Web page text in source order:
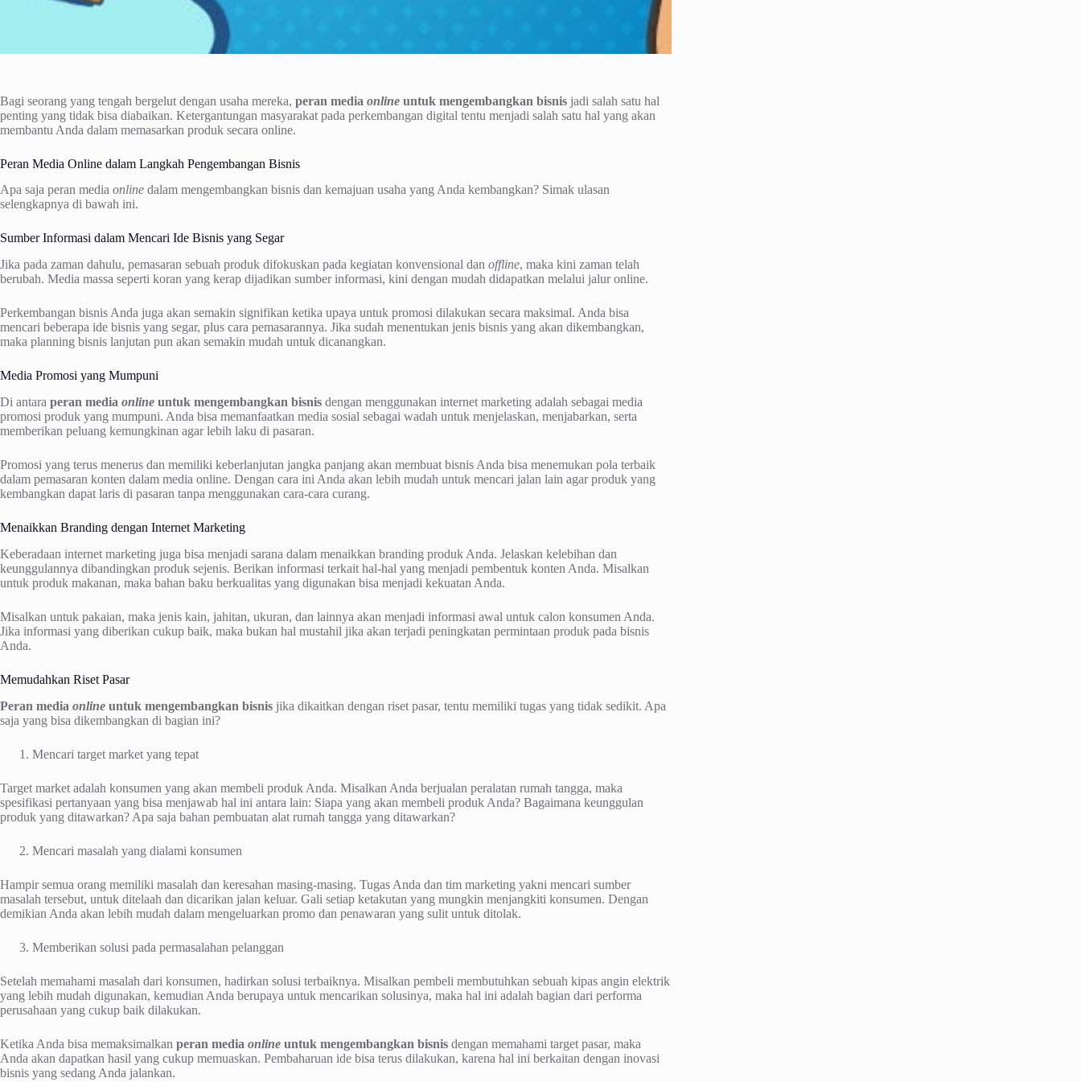
Bagi seorang yang tengah bergelut dengan usaha mereka, peran media online untuk mengembangkan bisnis jadi salah satu hal
penting yang tidak bisa diabaikan. Ketergantungan masyarakat pada perkembangan digital tentu menjadi salah satu hal yang akan
membantu Anda dalam memasarkan produk secara online.
Peran Media Online dalam Langkah Pengembangan Bisnis
Apa saja peran media online dalam mengembangkan bisnis dan kemajuan usaha yang Anda kembangkan? Simak ulasan
selengkapnya di bawah ini.
Sumber Informasi dalam Mencari Ide Bisnis yang Segar
Jika pada zaman dahulu, pemasaran sebuah produk difokuskan pada kegiatan konvensional dan offline, maka kini zaman telah
berubah. Media massa seperti koran yang kerap dijadikan sumber informasi, kini dengan mudah didapatkan melalui jalur online.
Perkembangan bisnis Anda juga akan semakin signifikan ketika upaya untuk promosi dilakukan secara maksimal. Anda bisa
mencari beberapa ide bisnis yang segar, plus cara pemasarannya. Jika sudah menentukan jenis bisnis yang akan dikembangkan,
maka planning bisnis lanjutan pun akan semakin mudah untuk dicanangkan.
Media Promosi yang Mumpuni
Di antara peran media online untuk mengembangkan bisnis dengan menggunakan internet marketing adalah sebagai media
promosi produk yang mumpuni. Anda bisa memanfaatkan media sosial sebagai wadah untuk menjelaskan, menjabarkan, serta
memberikan peluang kemungkinan agar lebih laku di pasaran.
Promosi yang terus menerus dan memiliki keberlanjutan jangka panjang akan membuat bisnis Anda bisa menemukan pola terbaik
dalam pemasaran konten dalam media online. Dengan cara ini Anda akan lebih mudah untuk mencari jalan lain agar produk yang
kembangkan dapat laris di pasaran tanpa menggunakan cara-cara curang.
Menaikkan Branding dengan Internet Marketing
Keberadaan internet marketing juga bisa menjadi sarana dalam menaikkan branding produk Anda. Jelaskan kelebihan dan
keunggulannya dibandingkan produk sejenis. Berikan informasi terkait hal-hal yang menjadi pembentuk konten Anda. Misalkan
untuk produk makanan, maka bahan baku berkualitas yang digunakan bisa menjadi kekuatan Anda.
Misalkan untuk pakaian, maka jenis kain, jahitan, ukuran, dan lainnya akan menjadi informasi awal untuk calon konsumen Anda.
Jika informasi yang diberikan cukup baik, maka bukan hal mustahil jika akan terjadi peningkatan permintaan produk pada bisnis
Anda.
Memudahkan Riset Pasar
Peran media online untuk mengembangkan bisnis jika dikaitkan dengan riset pasar, tentu memiliki tugas yang tidak sedikit. Apa
saja yang bisa dikembangkan di bagian ini?
Mencari target market yang tepat
Target market adalah konsumen yang akan membeli produk Anda. Misalkan Anda berjualan peralatan rumah tangga, maka
spesifikasi pertanyaan yang bisa menjawab hal ini antara lain: Siapa yang akan membeli produk Anda? Bagaimana keunggulan
produk yang ditawarkan? Apa saja bahan pembuatan alat rumah tangga yang ditawarkan?
Mencari masalah yang dialami konsumen
Hampir semua orang memiliki masalah dan keresahan masing-masing. Tugas Anda dan tim marketing yakni mencari sumber
masalah tersebut, untuk ditelaah dan dicarikan jalan keluar. Gali setiap ketakutan yang mungkin menjangkiti konsumen. Dengan
demikian Anda akan lebih mudah dalam mengeluarkan promo dan penawaran yang sulit untuk ditolak.
Memberikan solusi pada permasalahan pelanggan
Setelah memahami masalah dari konsumen, hadirkan solusi terbaiknya. Misalkan pembeli membutuhkan sebuah kipas angin elektrik
yang lebih mudah digunakan, kemudian Anda berupaya untuk mencarikan solusinya, maka hal ini adalah bagian dari performa
perusahaan yang cukup baik dilakukan.
Ketika Anda bisa memaksimalkan peran media online untuk mengembangkan bisnis dengan memahami target pasar, maka
Anda akan dapatkan hasil yang cukup memuaskan. Pembaharuan ide bisa terus dilakukan, karena hal ini berkaitan dengan inovasi
bisnis yang sedang Anda jalankan.